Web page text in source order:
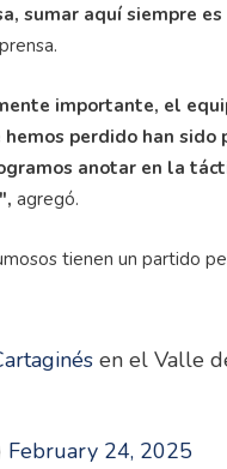
sumar aquí siempre
importante, el
perdido han sido
anotar en la
agregó.
tienen un partido
en el Valle
February 24, 2025